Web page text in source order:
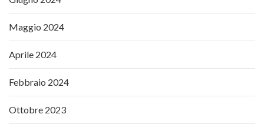
Maggio 2024
Aprile 2024
Febbraio 2024
Ottobre 2023